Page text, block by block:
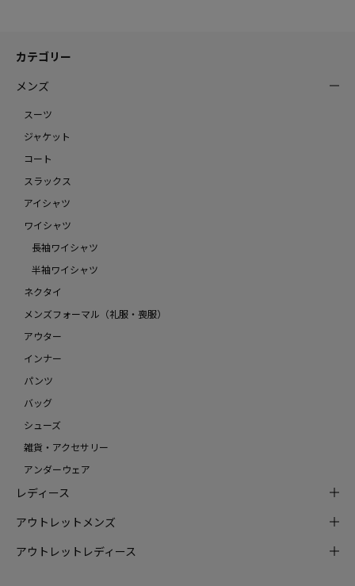
カテゴリー
メンズ
スーツ
ジャケット
コート
スラックス
アイシャツ
ワイシャツ
長袖ワイシャツ
半袖ワイシャツ
ネクタイ
メンズフォーマル（礼服・喪服）
アウター
インナー
パンツ
バッグ
シューズ
雑貨・アクセサリー
アンダーウェア
レディース
アウトレットメンズ
アウトレットレディース